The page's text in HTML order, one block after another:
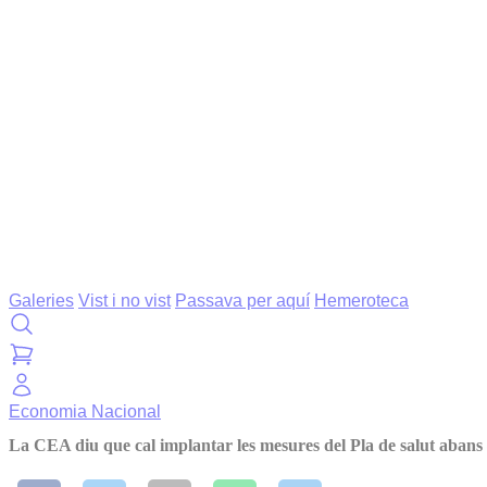
Galeries Vist i no vist Passava per aquí Hemeroteca
Economia Nacional
La CEA diu que cal implantar les mesures del Pla de salut